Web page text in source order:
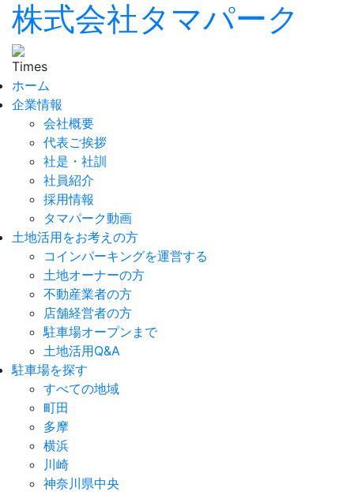
株式会社タマパーク
ホーム
企業情報
会社概要
代表ご挨拶
社是・社訓
社員紹介
採用情報
タマパーク動画
土地活用をお考えの方
コインパーキングを運営する
土地オーナーの方
不動産業者の方
店舗経営者の方
駐車場オープンまで
土地活用Q&A
駐車場を探す
すべての地域
町田
多摩
横浜
川崎
神奈川県中央